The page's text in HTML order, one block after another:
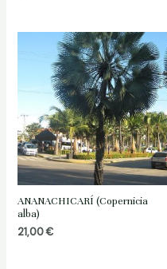
ANANACHICARÍ (Copernicia
alba)
21,00€